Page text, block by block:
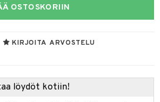
OSTOSKORIIN
KIRJOITA ARVOSTELU
löydöt kotiin!